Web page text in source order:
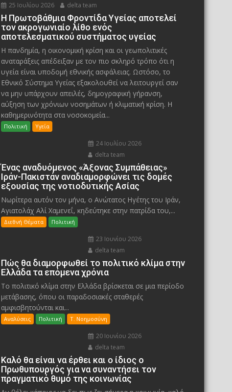
25 Ιουλίου 2026 delta team
Η Πρωτοβάθμια Φροντίδα Υγείας αποτελεί
τον ακρογωνιαίο λίθο ενός
αποτελεσματικού συστήματος υγείας
Η πανδημία, η οικονομική κρίση και οι γεωπολιτικές
αναταράξεις απέδειξαν με τον πιο σκληρό τρόπο ότι η
υγεία είναι υποδομή εθνικής ασφάλειας. Ωστόσο, το
Εθνικό Σύστημα Υγείας εξακολουθεί να λειτουργεί σαν
να μην υπάρχουν απειλές, δημογραφική γήρανση,
αύξηση των χρόνιων νοσημάτων ή κλιματική κρίση. Η
καθημερινότητα στα νοσοκομεία...
Πολιτική Υγεία
24 Ιουλίου 2026
delta team
Ένας αναδυόμενος «Άξονας Συμπάθειας»
Ιράν-Πακιστάν αναδιαμορφώνει τις δομές
εξουσίας της νοτιοδυτικής Ασίας
Νωρίτερα αυτόν τον μήνα, ο Ανώτατος Ηγέτης του Ιράν,
Αγιατολάχ Αλί Χαμενεΐ, κηδεύτηκε στην πατρίδα του,...
Διεθνή Θέματα Πολιτική
23 Ιουνίου 2026
delta team
Πώς θα διαμορφωθεί το πολιτικό κλίμα στην
Ελλάδα τα επόμενα χρόνια
Το πολιτικό κλίμα στην Ελλάδα βρίσκεται σε μια περίοδο
μετάβασης, όπου οι παραδοσιακές σταθερές
αμφισβητούνται και...
Αναλύσεις Πολιτική Τ. Νοημοσύνη
20 Ιουνίου 2026
delta team
Καλό θα είναι να έρθει και ο ίδιος ο
Πρωθυπουργός για να συναντήσει τον
πραγματικό θυμό της κοινωνίας